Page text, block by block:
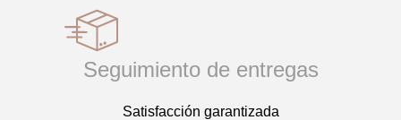
Seguimiento de entregas
Satisfacción garantizada